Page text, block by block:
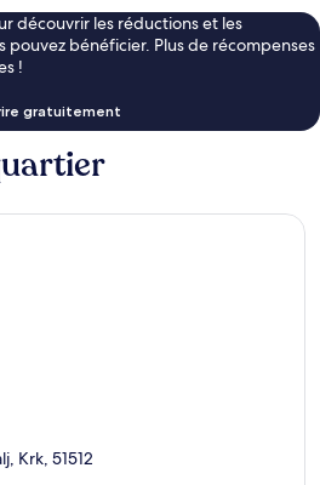
découvrir les réductions et les
pouvez bénéficier. Plus de récompenses
!
gratuitement
Krk, 51512